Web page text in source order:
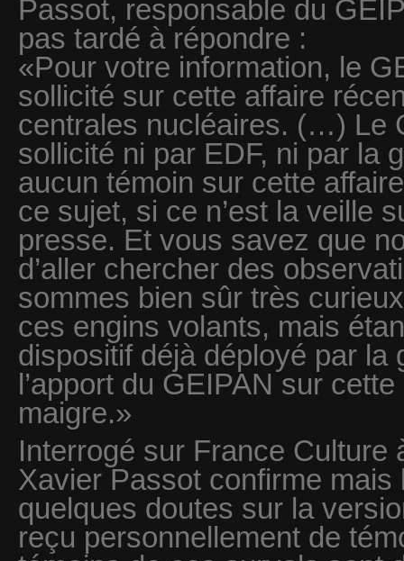
Passot, responsable du
pas tardé à répondre :
«Pour votre information, le
sollicité sur cette affaire
centrales nucléaires. (…) Le
sollicité ni par EDF, ni par la
aucun témoin sur cette
ce sujet, si ce n’est la veille
presse. Et vous savez que
d’aller chercher des
sommes bien sûr très
ces engins volants, mais
dispositif déjà déployé par la
l’apport du GEIPAN sur
maigre.»
Interrogé sur France
Xavier Passot confirme
quelques doutes sur la
reçu personnellement de